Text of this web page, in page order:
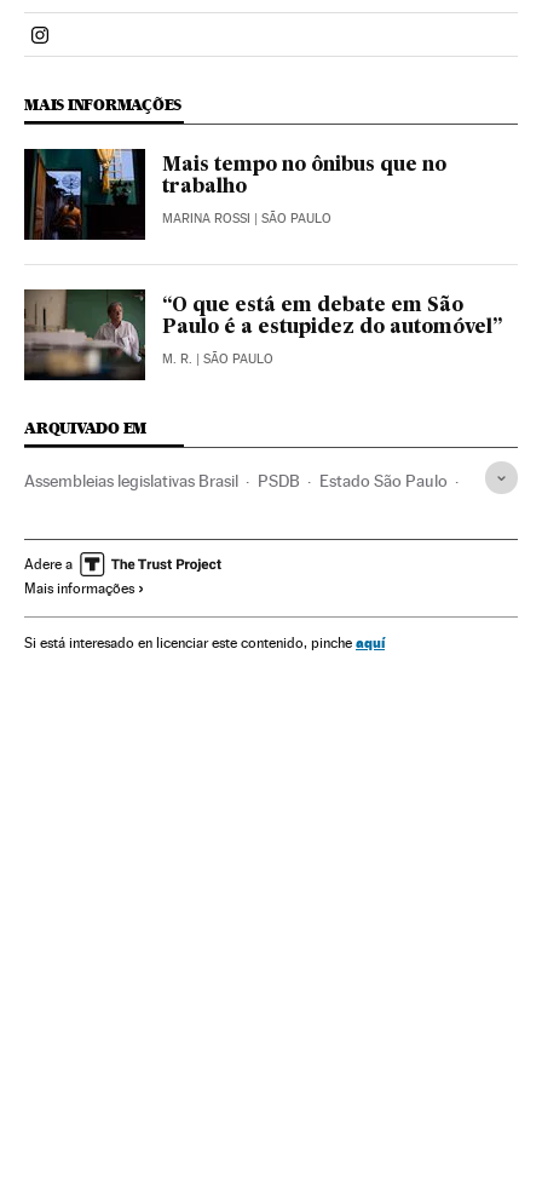
Politica El País Brasil en Instagram
MAIS INFORMAÇÕES
Mais tempo no ônibus que no
trabalho
MARINA ROSSI | SÃO PAULO
“O que está em debate em São
Paulo é a estupidez do automóvel”
M. R. | SÃO PAULO
ARQUIVADO EM
Assembleias legislativas Brasil PSDB Estado São Paulo
América Latina América
Adere a
Mais informações
Si está interesado en licenciar este contenido, pinche aquí